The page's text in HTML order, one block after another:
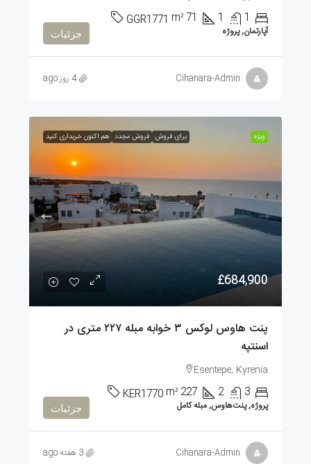
1
1
71
m²
GGR1771
آپارتمان, پروژه جزئیات
Cihanara-Admin 4 روز ago
ویژه برای فروش فروش مجدد هم اکنون خریداری کنید
£684,900
پنت هاوس لوکس ۳ خوابه مبله ۲۲۷ متری در
اسنتپه
Esentepe, Kyrenia
3
2
227
m²
KER1770
پروژه, پنت‌هاوس, مبله کامل جزئیات
Cihanara-Admin 3 هفته ago